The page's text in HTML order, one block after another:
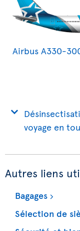
Airbus A330-
voyage en
Autres liens
Bagages
Sélection de